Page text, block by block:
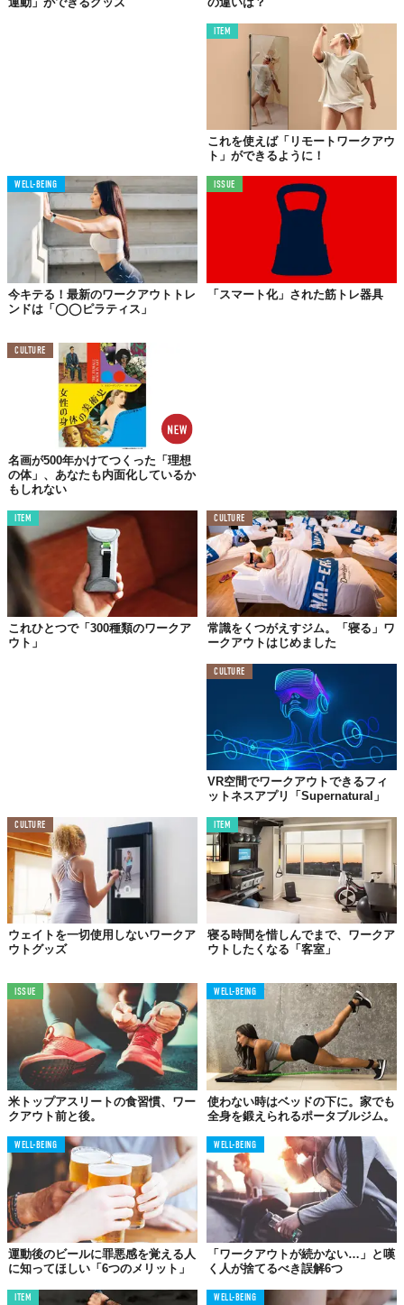
ITEM
これを使えば「リモートワークアウ
ト」ができるように！
WELL-BEING
今キテる！最新のワークアウトトレ
ンドは「◯◯ピラティス」
ISSUE
「スマート化」された筋トレ器具
CULTURE
名画が500年かけてつくった「理想
の体」、あなたも内面化しているか
もしれない
ITEM
これひとつで「300種類のワークア
ウト」
CULTURE
常識をくつがえすジム。「寝る」ワ
ークアウトはじめました
CULTURE
VR空間でワークアウトできるフィ
ットネスアプリ「Supernatural」
CULTURE
ウェイトを一切使用しないワークア
ウトグッズ
ITEM
寝る時間を惜しんでまで、ワークア
ウトしたくなる「客室」
ISSUE
米トップアスリートの食習慣、ワー
クアウト前と後。
WELL-BEING
使わない時はベッドの下に。家でも
全身を鍛えられるポータブルジム。
WELL-BEING
運動後のビールに罪悪感を覚える人
に知ってほしい「6つのメリット」
WELL-BEING
「ワークアウトが続かない…」と嘆
く人が捨てるべき誤解6つ
ITEM WELL-BEING